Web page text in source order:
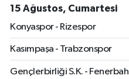
15 Ağustos, Cumartesi
Konyaspor - Rizespor
Kasımpaşa - Trabzonspor
Gençlerbirliği S.K. -